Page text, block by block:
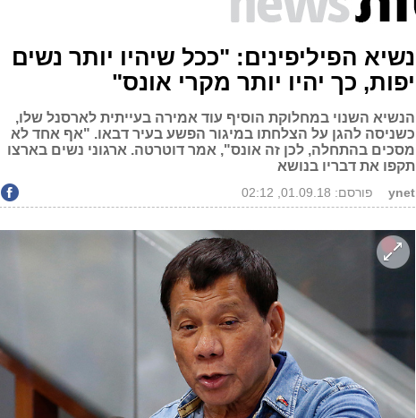
נשיא הפיליפינים: "ככל שיהיו יותר נשים
יפות, כך יהיו יותר מקרי אונס"
הנשיא השנוי במחלוקת הוסיף עוד אמירה בעייתית לארסנל שלו,
כשניסה להגן על הצלחתו במיגור הפשע בעיר דבאו. "אף אחד לא
מסכים בהתחלה, לכן זה אונס", אמר דוטרטה. ארגוני נשים בארצו
תקפו את דבריו בנושא
ynet פורסם: 01.09.18, 02:12